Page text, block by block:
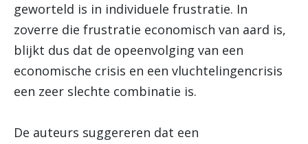
geworteld is in individuele frustratie. In
zoverre die frustratie economisch van aard is,
blijkt dus dat de opeenvolging van een
economische crisis en een vluchtelingencrisis
een zeer slechte combinatie is.
De auteurs suggereren dat een